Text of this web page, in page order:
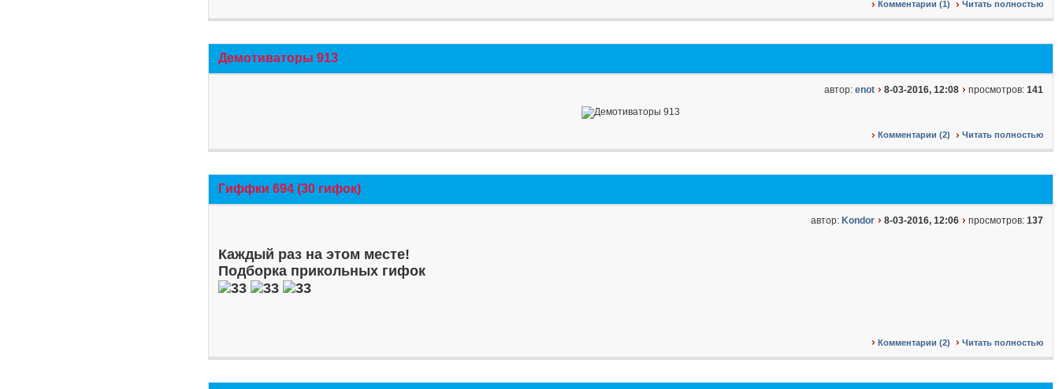
Комментарии (1) Читать полностью
Демотиваторы 913
автор: enot 8-03-2016, 12:08 просмотров: 141
Комментарии (2) Читать полностью
Гиффки 694 (30 гифок)
автор: Kondor 8-03-2016, 12:06 просмотров: 137
Каждый раз на этом месте!
Подборка прикольных гифок
Комментарии (2) Читать полностью